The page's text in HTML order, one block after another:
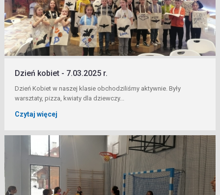
Dzień kobiet - 7.03.2025 r.
Dzień Kobiet w naszej klasie obchodziliśmy aktywnie. Były
warsztaty, pizza, kwiaty dla dziewczy...
Czytaj więcej